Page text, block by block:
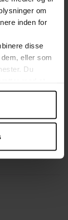
om
inden for
disse
eller som
Du